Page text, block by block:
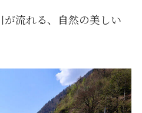
流れる、自然の美しい